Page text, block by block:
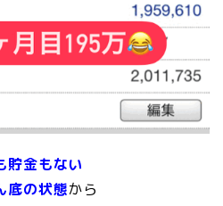
貯金もない
底の状態から